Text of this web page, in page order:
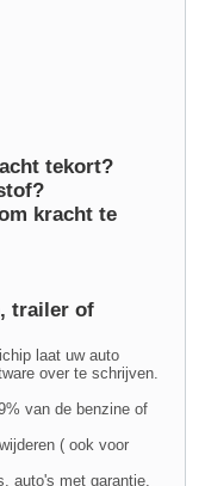
tekort?
kracht te
trailer of
laat uw auto
over te schrijven.
van de benzine of
( ook voor
auto's met garantie,